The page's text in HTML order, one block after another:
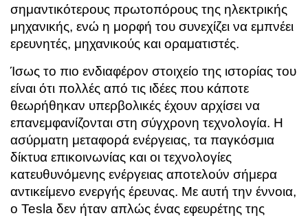
σημαντικότερους πρωτοπόρους της ηλεκτρικής
μηχανικής, ενώ η μορφή του συνεχίζει να εμπνέει
ερευνητές, μηχανικούς και οραματιστές.
Ίσως το πιο ενδιαφέρον στοιχείο της ιστορίας του
είναι ότι πολλές από τις ιδέες που κάποτε
θεωρήθηκαν υπερβολικές έχουν αρχίσει να
επανεμφανίζονται στη σύγχρονη τεχνολογία. Η
ασύρματη μεταφορά ενέργειας, τα παγκόσμια
δίκτυα επικοινωνίας και οι τεχνολογίες
κατευθυνόμενης ενέργειας αποτελούν σήμερα
αντικείμενο ενεργής έρευνας. Με αυτή την έννοια,
ο Tesla δεν ήταν απλώς ένας εφευρέτης της